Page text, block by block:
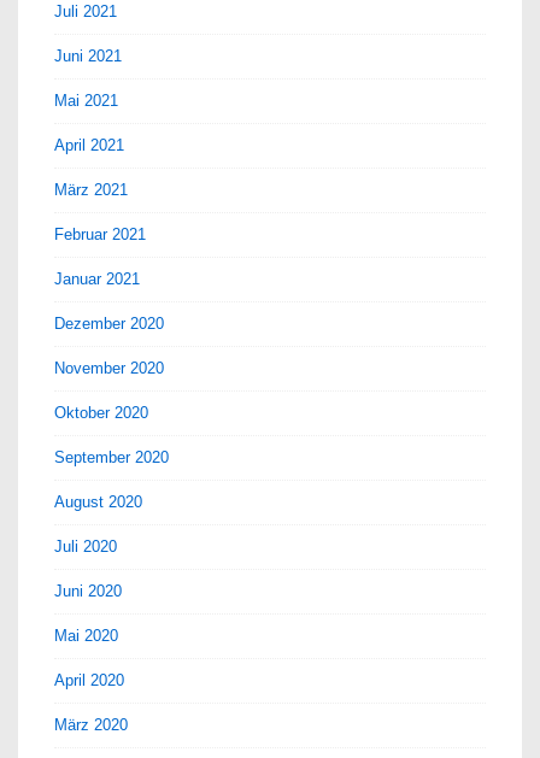
Juli 2021
Juni 2021
Mai 2021
April 2021
März 2021
Februar 2021
Januar 2021
Dezember 2020
November 2020
Oktober 2020
September 2020
August 2020
Juli 2020
Juni 2020
Mai 2020
April 2020
März 2020